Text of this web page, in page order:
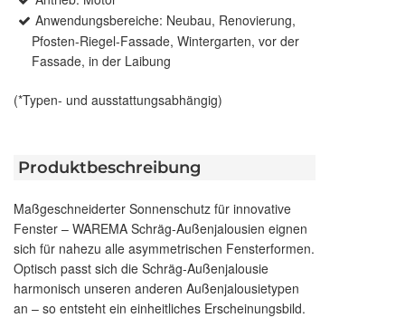
Anwendungsbereiche: Neubau, Renovierung,
Pfosten-Riegel-Fassade, Wintergarten, vor der
Fassade, in der Laibung
(*Typen- und ausstattungsabhängig)
Produktbeschreibung
Maßgeschneiderter Sonnenschutz für innovative
Fenster – WAREMA Schräg-Außenjalousien eignen
sich für nahezu alle asymmetrischen Fensterformen.
Optisch passt sich die Schräg-Außenjalousie
harmonisch unseren anderen Außenjalousietypen
an – so entsteht ein einheitliches Erscheinungsbild.